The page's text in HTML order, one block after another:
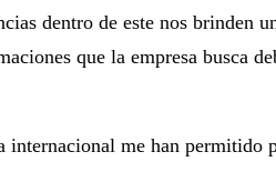
dentro de este nos
que la empresa busca
me han